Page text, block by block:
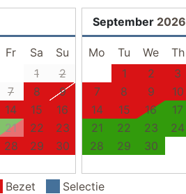
Fr Sa
Su
1
2
7 8
9
14 15
16
21 22
23
28 29
30
September 2026
Mo Tu We Th
1
2 3
7
8 9 10
14
15 16 17
21
22 23 24
28
29 30
Bezet Selectie